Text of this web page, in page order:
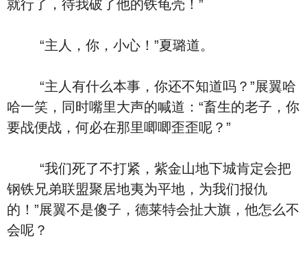
就行了，待我破了他的铁龟壳！”
“主人，你，小心！”夏璐道。
“主人有什么本事，你还不知道吗？”展翼哈
哈一笑，同时嘴里大声的喊道：“畜生的老子，你
要战便战，何必在那里唧唧歪歪呢？”
“我们死了不打紧，紫金山地下城肯定会把
钢铁兄弟联盟聚居地夷为平地，为我们报仇
的！”展翼不是傻子，德莱特会扯大旗，他怎么不
会呢？